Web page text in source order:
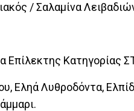
/ Σαλαμίνα
Επίλεκτης Κατηγορίας
Εληά Λυθροδόντα,